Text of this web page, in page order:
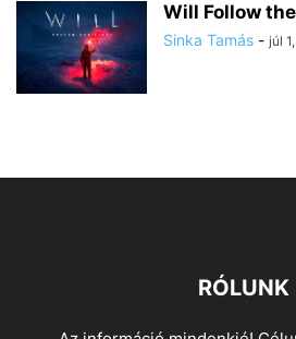
Will Follow
Sinka Tamás - júl
RÓLUNK